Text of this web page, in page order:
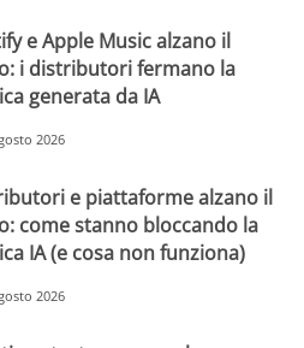
e Apple Music alzano il
i distributori fermano la
generata da IA
2026
e piattaforme alzano il
come stanno bloccando la
IA (e cosa non funziona)
2026